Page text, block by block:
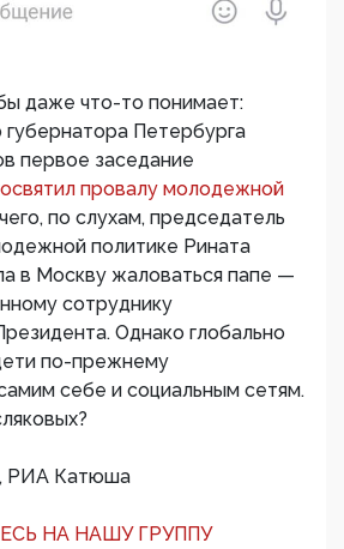
даже что-то понимает:
губернатора Петербурга
первое заседание
провалу молодежной
по слухам, председатель
политике Рината
в Москву жаловаться папе —
сотруднику
Однако глобально
по-прежнему
себе и социальным сетям.
РИА Катюша
НА НАШУ ГРУППУ